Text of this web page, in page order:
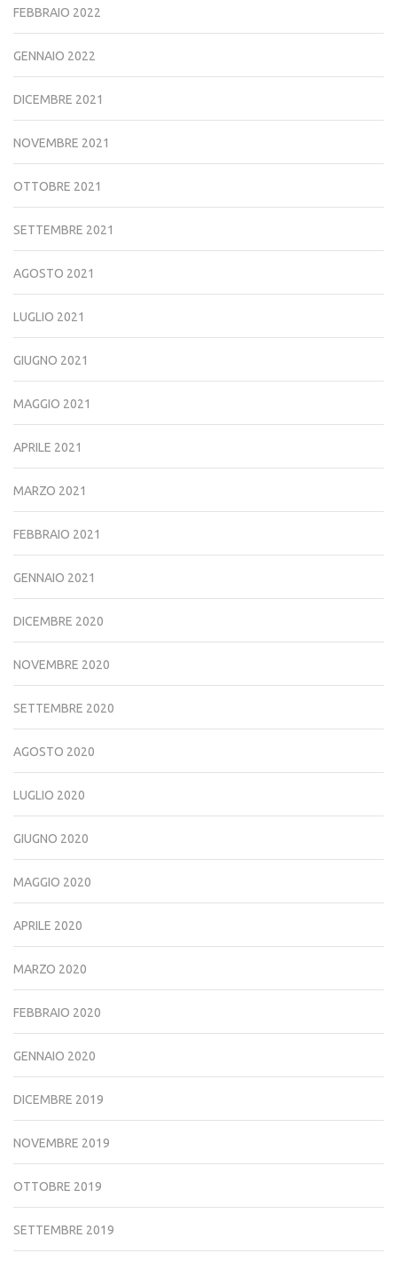
FEBBRAIO 2022
GENNAIO 2022
DICEMBRE 2021
NOVEMBRE 2021
OTTOBRE 2021
SETTEMBRE 2021
AGOSTO 2021
LUGLIO 2021
GIUGNO 2021
MAGGIO 2021
APRILE 2021
MARZO 2021
FEBBRAIO 2021
GENNAIO 2021
DICEMBRE 2020
NOVEMBRE 2020
SETTEMBRE 2020
AGOSTO 2020
LUGLIO 2020
GIUGNO 2020
MAGGIO 2020
APRILE 2020
MARZO 2020
FEBBRAIO 2020
GENNAIO 2020
DICEMBRE 2019
NOVEMBRE 2019
OTTOBRE 2019
SETTEMBRE 2019